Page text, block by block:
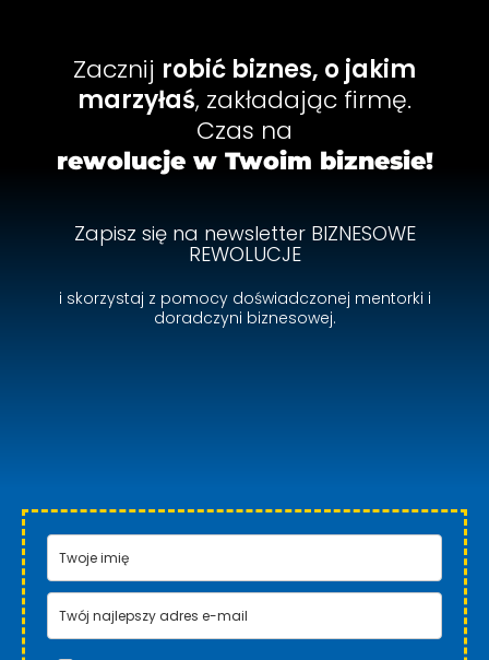
Zacznij robić biznes, o jakim
marzyłaś, zakładając firmę.
Czas na
rewolucje w Twoim biznesie!
Zapisz się na newsletter BIZNESOWE
REWOLUCJE
i skorzystaj z pomocy doświadczonej mentorki i
doradczyni biznesowej.